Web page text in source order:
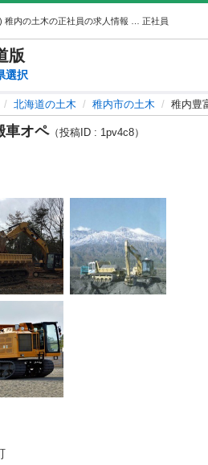
正社員
版
選択
北海道の土木 稚内市の土木 稚内豊
車オペ（投稿ID : 1pv4c8）